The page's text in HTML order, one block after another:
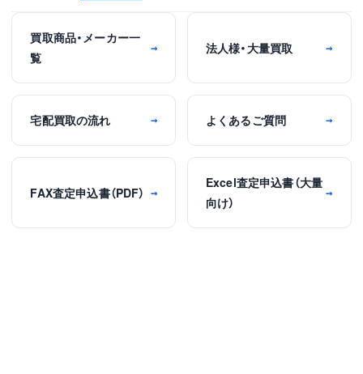
買取商品・メーカー一
覧
→ 法人様・大量買取 →
宅配買取の流れ → よくあるご質問 →
FAX査定申込書（PDF） →
Excel査定申込書（大量
向け）
→